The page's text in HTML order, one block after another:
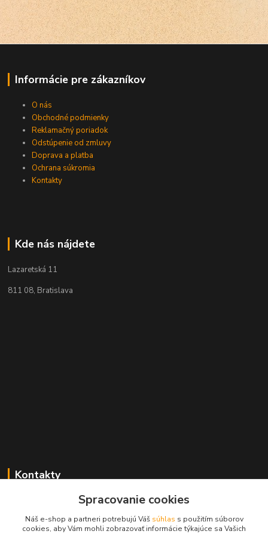
Informácie pre zákazníkov
O nás
Obchodné podmienky
Reklamačný poriadok
Odstúpenie od zmluvy
Doprava a platba
Ochrana súkromia
Kontakty
Kde nás nájdete
Lazaretská 11
811 08, Bratislava
Kontakty
+421 2 529 67 411
(Po - Pia: 10:00 - 17:30)
Spracovanie cookies
Náš e-shop a partneri potrebujú Váš súhlas s použitím súborov
cookies, aby Vám mohli zobrazovať informácie týkajúce sa Vašich